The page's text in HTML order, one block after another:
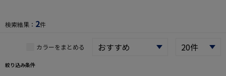
検索結果： 2件
カラーをまとめる
絞り込み条件